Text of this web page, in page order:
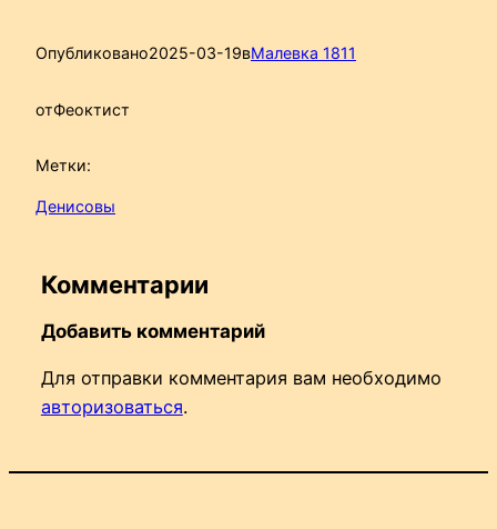
Опубликовано2025-03-19вМалевка 1811
отФеоктист
Метки:
Денисовы
Комментарии
Добавить комментарий
Для отправки комментария вам необходимо
авторизоваться.